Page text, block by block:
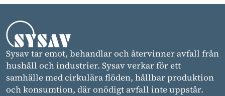
Sysav tar emot, behandlar och återvinner avfall från
hushåll och industrier. Sysav verkar för ett
samhälle med cirkulära flöden, hållbar produktion
och konsumtion, där onödigt avfall inte uppstår.